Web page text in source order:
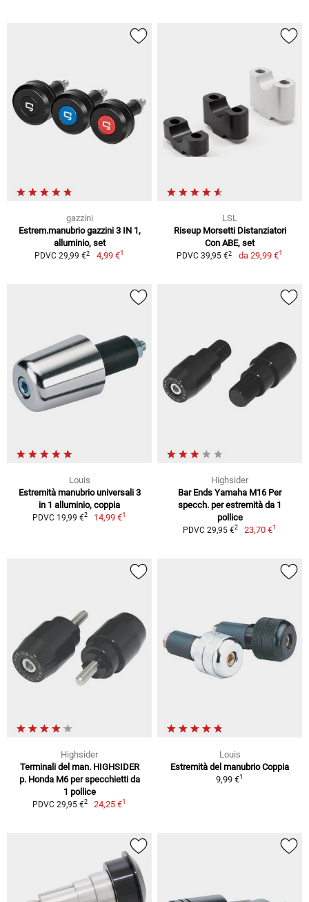
gazzini
Estrem.manubrio gazzini 3 IN 1,
alluminio, set
PDVC 29,99 €2 4,99 €1
LSL
Riseup Morsetti Distanziatori
Con ABE, set
PDVC 39,95 €2 da 29,99 €1
Louis
Estremità manubrio universali 3
in 1 alluminio, coppia
PDVC 19,99 €2 14,99 €1
Highsider
Bar Ends Yamaha M16 Per
specch. per estremità da 1
pollice
PDVC 29,95 €2 23,70 €1
Highsider
Terminali del man. HIGHSIDER
p. Honda M6 per specchietti da
1 pollice
PDVC 29,95 €2 24,25 €1
Louis
Estremità del manubrio Coppia
9,99 €1